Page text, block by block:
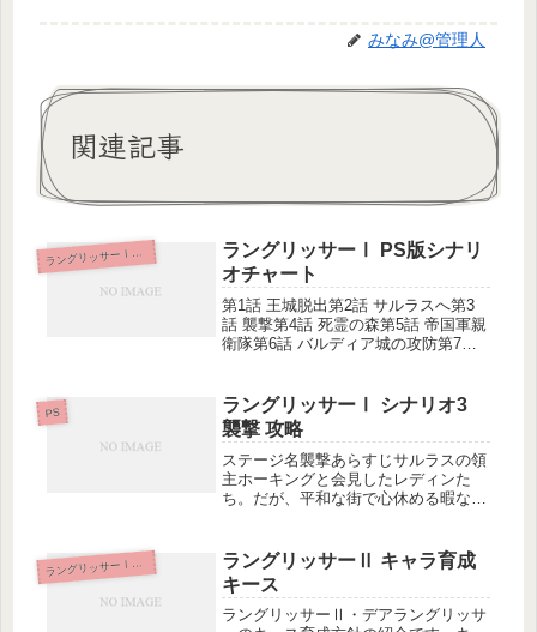
みなみ@管理人
関連記事
ラ
ングリッサーⅠ＆Ⅱ
ラングリッサーⅠ PS版シナリ
オチャート
第1話 王城脱出第2話 サルラスへ第3
話 襲撃第4話 死霊の森第5話 帝国軍親
衛隊第6話 バルディア城の攻防第7話
第12話 ツインキャッスル第13話 石像
の町第...
PS
ラングリッサーⅠ シナリオ3
襲撃 攻略
ステージ名襲撃あらすじサルラスの領
主ホーキングと会見したレディンた
ち。だが、平和な街で心休める暇なく
せるため、彼の元に向かう。(ラング
リッサーⅠ PS版より引用)夜襲を知
っ...
ラ
ングリッサーⅠ＆Ⅱ
ラングリッサーⅡ キャラ育成
キース
ラングリッサーⅡ・デアラングリッサ